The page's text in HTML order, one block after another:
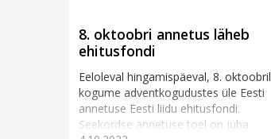
8. oktoobri annetus läheb
ehitusfondi
Eeloleval hingamispäeval, 8. oktoobril
kogume adventkogudustes üle Eesti
annetuse Eesti liidu ehitusfondi.
Seekordse annetuse toel on juba